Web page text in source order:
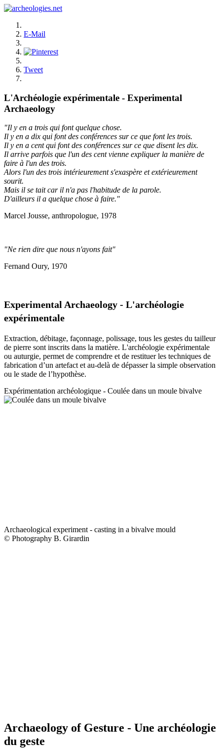
E-Mail
Tweet
L'Archéologie expérimentale - Experimental
Archaeology
"Il y en a trois qui font quelque chose.
Il y en a dix qui font des conférences sur ce que font les trois.
Il y en a cent qui font des conférences sur ce que disent les dix.
Il arrive parfois que l'un des cent vienne expliquer la manière de
faire à l'un des trois.
Alors l'un des trois intérieurement s'exaspère et extérieurement
sourit.
Mais il se tait car il n'a pas l'habitude de la parole.
D'ailleurs il a quelque chose à faire."
Marcel Jousse, anthropologue, 1978
"Ne rien dire que nous n'ayons fait"
Fernand Oury, 1970
Experimental Archaeology - L'archéologie
expérimentale
Extraction, débitage, façonnage, polissage, tous les gestes du tailleur
de pierre sont inscrits dans la matière. L'archéologie expérimentale
ou auturgie, permet de comprendre et de restituer les techniques de
fabrication d’un artefact et au-delà de dépasser la simple observation
ou le stade de l’hypothèse.
Expérimentation archéologique - Coulée dans un moule bivalve
Archaeological experiment - casting in a bivalve mould
© Photography B. Girardin
Archaeology of Gesture - Une archéologie
du geste